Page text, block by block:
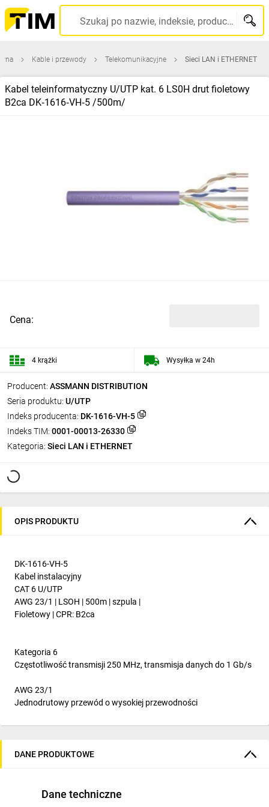
Szukaj po nazwie, indeksie, producencie, kodzie kreskowym...
Kable i przewody Telekomunikacyjne Sieci LAN i ETHERNET
Kabel teleinformatyczny U/UTP kat. 6 LS0H drut fioletowy
B2ca DK‑1616‑VH‑5 /500m/
Producent: ASSMANN DISTRIBUTION
Seria produktu: U/UTP
Indeks producenta: DK-1616-VH-5
Indeks TIM: 0001-00013-26330
Kategoria: Sieci LAN i ETHERNET
Cena:
4 krążki Wysyłka w 24h
OPIS PRODUKTU
DK-1616-VH-5
Kabel instalacyjny
CAT 6 U/UTP
AWG 23/1 | LSOH | 500m |szpula |
Fioletowy |CPR: B2ca
Kategoria 6
Częstotliwość transmisji 250 MHz, transmisja danych do 1 Gb/s
AWG 23/1
Jednodrutowy przewód o wysokiej przewodności
Klasa CPR
do instalacji o podwyższonych wymaganiach bezpieczeństwa
Powłoka LSZH
DANE PRODUKTOWE
Dane techniczne